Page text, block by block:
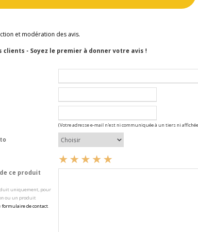
et modération des avis.
clients - Soyez le premier à donner votre avis !
(Votre adresse e-mail n'est ni communiquée à un tiers ni
ce produit
uniquement, pour
ou un produit
formulaire de contact.